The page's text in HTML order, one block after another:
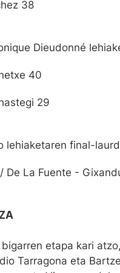
38
Dieudonné
40
29
lehiaketaren final-
De La Fuente -
etapa kari
Tarragona eta